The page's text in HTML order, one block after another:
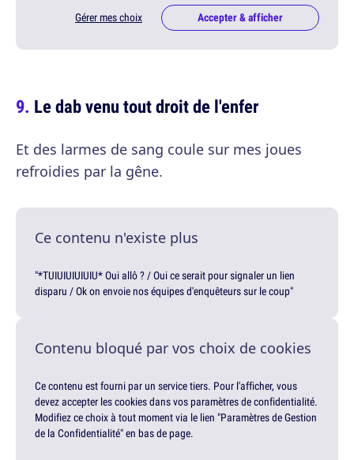
Gérer mes choix Accepter & afficher
Le dab venu tout droit de l'enfer
Et des larmes de sang coule sur mes joues
refroidies par la gêne.
Ce contenu n'existe plus
"*TUIUIUIUIUIU* Oui allô ? / Oui ce serait pour signaler un lien
disparu / Ok on envoie nos équipes d'enquêteurs sur le coup"
Contenu bloqué par vos choix de cookies
Ce contenu est fourni par un service tiers. Pour l'afficher, vous
devez accepter les cookies dans vos paramètres de confidentialité.
Modifiez ce choix à tout moment via le lien "Paramètres de Gestion
de la Confidentialité" en bas de page.